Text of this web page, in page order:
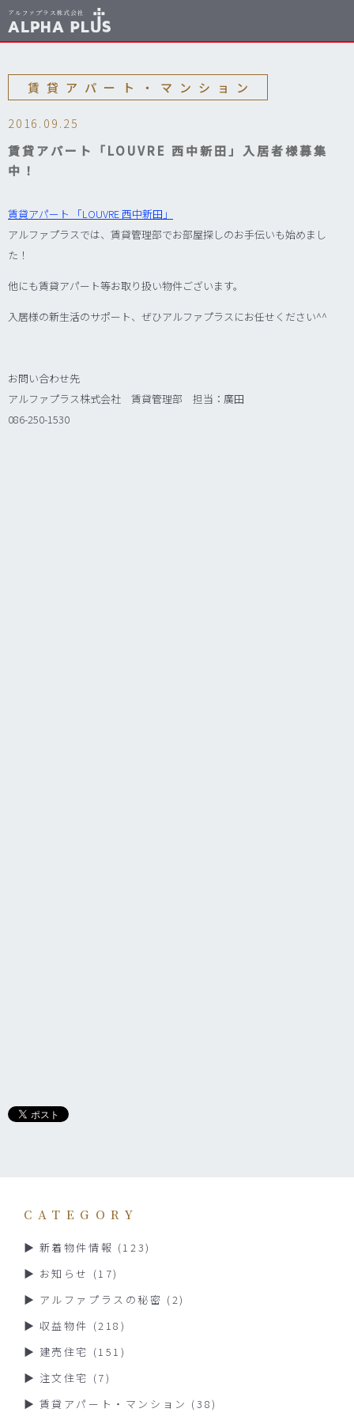
賃貸アパート・マンション
2016.09.25
賃貸アパート「LOUVRE 西中新田」入居者様募集
中！
賃貸アパート 「LOUVRE 西中新田」
アルファプラスでは、賃貸管理部でお部屋探しのお手伝いも始めまし
た！
他にも賃貸アパート等お取り扱い物件ございます。
入居様の新生活のサポート、ぜひアルファプラスにお任せください^^
お問い合わせ先
アルファプラス株式会社 賃貸管理部 担当：廣田
086-250-1530
CATEGORY
新着物件情報 (123)
お知らせ (17)
アルファプラスの秘密 (2)
収益物件 (218)
建売住宅 (151)
注文住宅 (7)
賃貸アパート・マンション (38)